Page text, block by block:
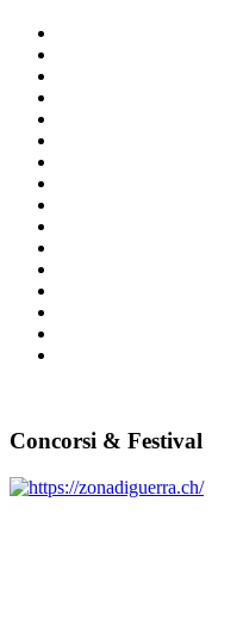
Concorsi & Festival